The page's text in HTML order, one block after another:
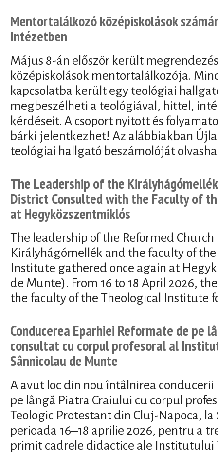
Mentortalálkozó középiskolások
Intézetben
Május 8-án először került
középiskolások mentortalálkozója.
kapcsolatba került egy teológiai
megbeszélheti a teológiával, hittel,
kérdéseit. A csoport nyitott és
bárki jelentkezhet! Az alábbiakban
teológiai hallgató beszámolóját
The Leadership of the
District Consulted with the Faculty of
at Hegyközszentmiklós
The leadership of the Reformed
Királyhágómellék and the faculty of
Institute gathered once again at
de Munte). From 16 to 18 April 2026,
the faculty of the Theological Institute
Conducerea Eparhiei Reformate de pe
consultat cu corpul profesoral al
Sânnicolau de Munte
A avut loc din nou întâlnirea conducerii
pe lângă Piatra Craiului cu corpul
Teologic Protestant din Cluj-Napoca,
perioada 16–18 aprilie 2026, pentru a
primit cadrele didactice ale Institutului